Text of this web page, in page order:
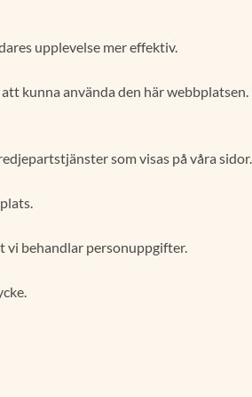
upplevelse mer effektiv.
kunna använda den här
som visas på våra sidor.
vi behandlar personuppgifter.